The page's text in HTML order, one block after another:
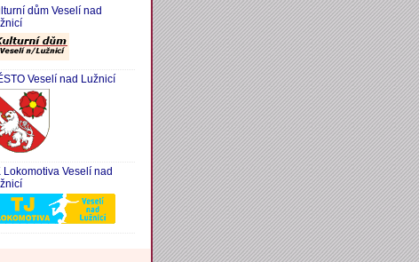
dům Veselí nad
Veselí nad Lužnicí
Lokomotiva Veselí nad